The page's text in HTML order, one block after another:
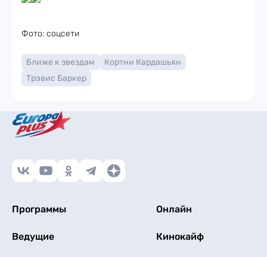
Фото: соцсети
Ближе к звездам
Кортни Кардашьян
Трэвис Баркер
Программы Онлайн
Ведущие Кинокайф